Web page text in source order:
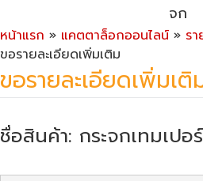
จก
หน้าแรก » แคตตาล็อกออนไลน์ » ร
ขอรายละเอียดเพิ่มเติม
ขอรายละเอียดเพิ่มเติ
ชื่อสินค้า: กระจกเทมเปอ